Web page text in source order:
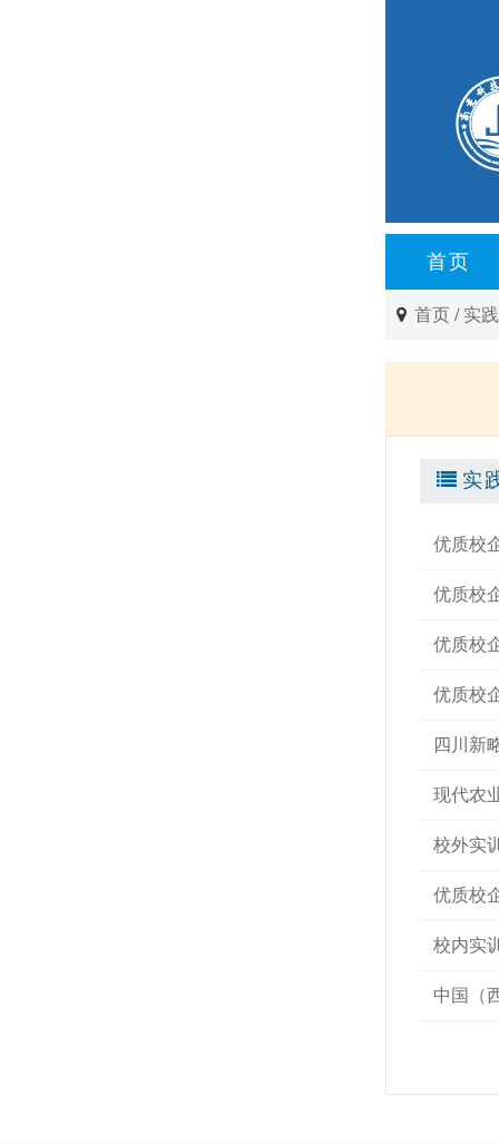
首页
首页 / 实
实
优质校
优质校
优质校
优质校
四川新
现代农
校外实
优质校
校内实
中国（